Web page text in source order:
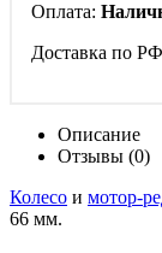
Оплата:
Доставка по
Описание
Отзывы (0)
Колесо и мотор-
66 мм.